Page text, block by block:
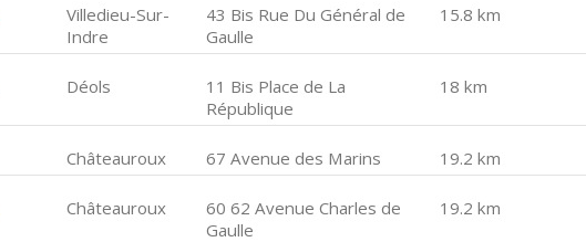
Villedieu-Sur-
Indre
43 Bis Rue Du Général de
Gaulle
15.8 km
Déols
11 Bis Place de La
République
18 km
Châteauroux 67 Avenue des Marins 19.2 km
Châteauroux
60 62 Avenue Charles de
Gaulle
19.2 km